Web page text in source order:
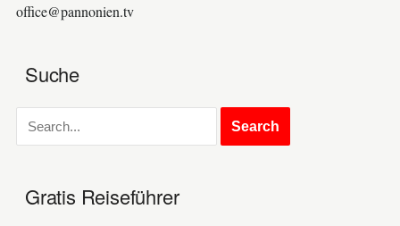
office@pannonien.tv
Suche
Gratis Reiseführer